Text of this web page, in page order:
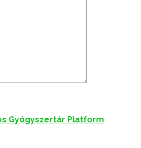
Gyógyszertár Platform